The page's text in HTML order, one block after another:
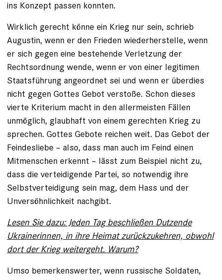
ins Konzept passen konnten.
Wirklich gerecht könne ein Krieg nur sein, schrieb
Augustin, wenn er den Frieden wiederherstelle, wenn
er sich gegen eine bestehende Verletzung der
Rechtsordnung wende, wenn er von einer legitimen
Staatsführung angeordnet sei und wenn er überdies
nicht gegen Gottes Gebot verstoße. Schon dieses
vierte Kriterium macht in den allermeisten Fällen
unmöglich, glaubhaft von einem gerechten Krieg zu
sprechen. Gottes Gebote reichen weit. Das Gebot der
Feindesliebe – also, dass man auch im Feind einen
Mitmenschen erkennt – lässt zum Beispiel nicht zu,
dass die verteidigende Partei, so notwendig ihre
Selbstverteidigung sein mag, dem Hass und der
Unversöhnlichkeit nachgibt.
Lesen Sie dazu: Jeden Tag beschließen Dutzende
Ukrainerinnen, in ihre Heimat zurückzukehren, obwohl
dort der Krieg weitergeht. Warum?
Umso bemerkenswerter, wenn russische Soldaten,